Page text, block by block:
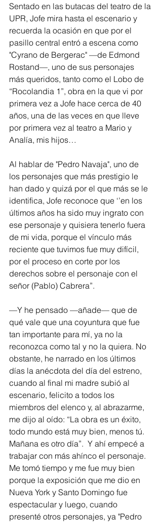
Sentado en las butacas del teatro de la
UPR, Jofe mira hasta el escenario y
recuerda la ocasión en que por el
pasillo central entró a escena como
"Cyrano de Bergerac" —de Edmond
Rostand—, uno de sus personajes
más queridos, tanto como el Lobo de
“Rocolandia 1”, obra en la que vi por
primera vez a Jofe hace cerca de 40
años, una de las veces en que lleve
por primera vez al teatro a Mario y
Analía, mis hijos…
Al hablar de "Pedro Navaja", uno de
los personajes que más prestigio le
han dado y quizá por el que más se le
identifica, Jofe reconoce que ‘’en los
últimos años ha sido muy ingrato con
ese personaje y quisiera tenerlo fuera
de mi vida, porque el vínculo más
reciente que tuvimos fue muy difícil,
por el proceso en corte por los
derechos sobre el personaje con el
señor (Pablo) Cabrera”.
—Y he pensado —añade— que de
qué vale que una coyuntura que fue
tan importante para mí, ya no la
reconozca como tal y no la quiera. No
obstante, he narrado en los últimos
días la anécdota del día del estreno,
cuando al final mi madre subió al
escenario, felicito a todos los
miembros del elenco y, al abrazarme,
me dijo al oído: “La obra es un éxito,
todo mundo está muy bien, menos tú.
Mañana es otro día”.  Y ahí empecé a
trabajar con más ahínco el personaje.
Me tomó tiempo y me fue muy bien
porque la exposición que me dio en
Nueva York y Santo Domingo fue
espectacular y luego, cuando
presenté otros personajes, ya "Pedro